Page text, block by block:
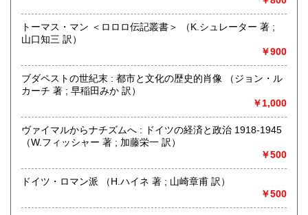
トーマス・マン ＜ロロロ伝記叢書＞ （K.シュレーター 著 ;
山口知三 訳）
￥900
ブダペストの世紀末 : 都市と文化の歴史的肖像 （ジョン・ル
カーチ 著 ; 早稲田みか 訳）
￥1,000
ヴァイマルからナチズムへ : ドイツの経済と政治 1918-1945
（W.フィッシャー 著 ; 加藤栄一 訳）
￥500
ドイツ・ロマン派 （H.ハイネ 著 ; 山崎章甫 訳）
￥500